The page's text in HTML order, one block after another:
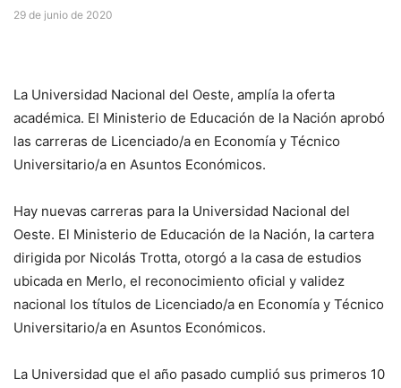
29 de junio de 2020
La Universidad Nacional del Oeste, amplía la oferta
académica. El Ministerio de Educación de la Nación aprobó
las carreras de Licenciado/a en Economía y Técnico
Universitario/a en Asuntos Económicos.
Hay nuevas carreras para la Universidad Nacional del
Oeste. El Ministerio de Educación de la Nación, la cartera
dirigida por Nicolás Trotta, otorgó a la casa de estudios
ubicada en Merlo, el reconocimiento oficial y validez
nacional los títulos de Licenciado/a en Economía y Técnico
Universitario/a en Asuntos Económicos.
La Universidad que el año pasado cumplió sus primeros 10